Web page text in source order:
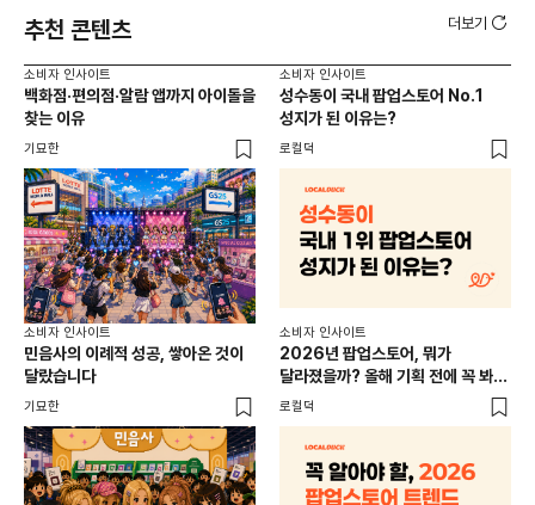
추천 콘텐츠 더보기
소비자 인사이트
백화점·편의점·알람 앱까지 아이돌을
찾는 이유
기묘한
소비자 인사이트
성수동이 국내 팝업스토어 No.1
성지가 된 이유는?
로컬덕
소비자 인사이트
민음사의 이례적 성공, 쌓아온 것이
달랐습니다
기묘한
소비자 인사이트
2026년 팝업스토어, 뭐가
달라졌을까? 올해 기획 전에 꼭 봐야
할 트렌드 4가지
로컬덕